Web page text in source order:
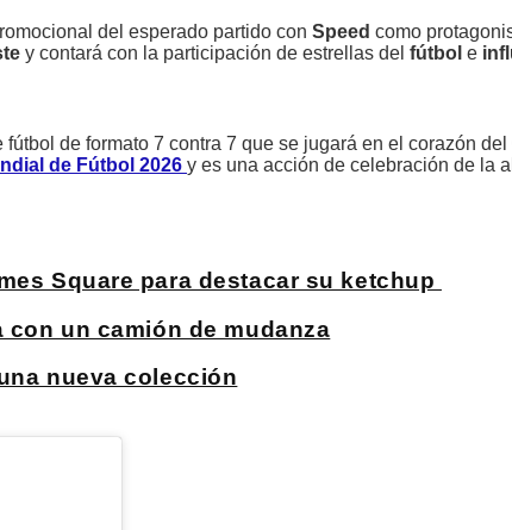
del esperado partido con Speed como
y contará con la participación de estrellas del fútbol e
de formato 7 contra 7 que se jugará en el corazón del
de Fútbol 2026 y es una acción de celebración de la
Square para destacar su ketchup
un camión de mudanza
nueva colección